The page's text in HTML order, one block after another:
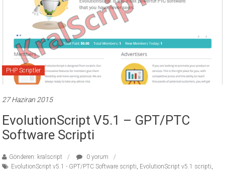
wordpress
temaları,
php
temaları,
theme
download
sitesi.
PHP Scriptler
27 Haziran 2015
EvolutionScript V5.1 – GPT/PTC
Software Scripti
Gönderen: kralscript
0 yorum
EvolutionScript v5.1 - GPT/PTC Software scripti, EvolutionScript v5.1 scripti,